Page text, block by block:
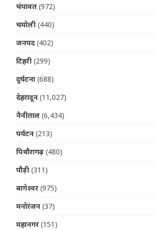
चंपावत (972)
चमोली (440)
जनपद (402)
टिहरी (299)
दुर्घटना (688)
देहरादून (11,027)
नैनीताल (6,434)
पर्यटन (213)
पिथौरागढ़ (480)
पौड़ी (311)
बागेश्वर (975)
मनोरंजन (37)
महानगर (151)